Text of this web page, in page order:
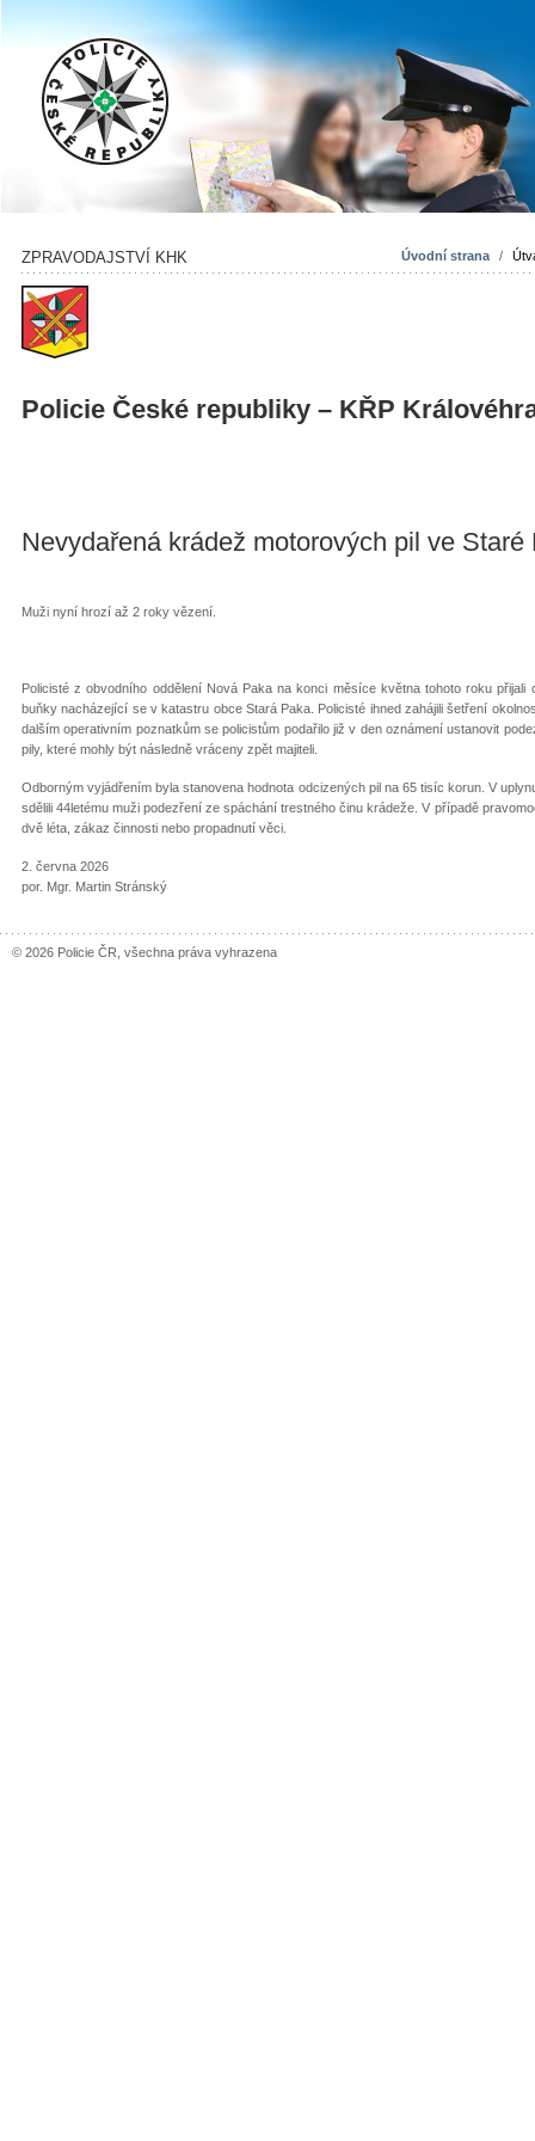
Úvodní strana /
ZPRAVODAJSTVÍ KHK
Policie České republiky – KŘP
Nevydařená krádež motorových pil ve Staré
Muži nyní hrozí až 2 roky vězení.
Policisté z obvodního oddělení Nová Paka na konci měsíce května tohoto roku
buňky nacházející se v katastru obce Stará Paka. Policisté ihned zahájili šetření
dalším operativním poznatkům se policistům podařilo již v den oznámení ustanovit
pily, které mohly být následně vráceny zpět majiteli.
Odborným vyjádřením byla stanovena hodnota odcizených pil na 65 tisíc korun. V
sdělili 44letému muži podezření ze spáchání trestného činu krádeže. V případě
dvě léta, zákaz činnosti nebo propadnutí věci.
2. června 2026
por. Mgr. Martin Stránský
© 2026 Policie ČR, všechna práva vyhrazena